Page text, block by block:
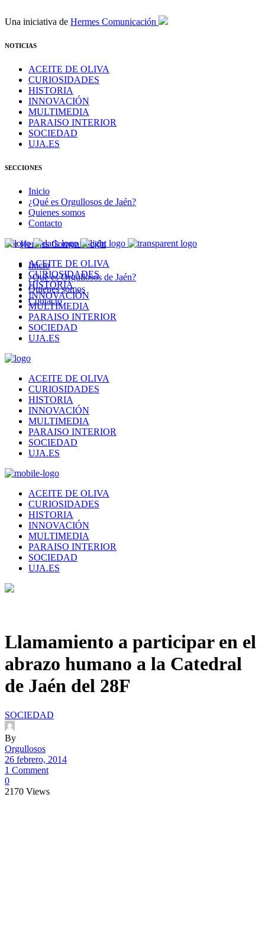
Una iniciativa de Hermes Comunicación
NOTICIAS
ACEITE DE OLIVA
CURIOSIDADES
HISTORIA
INNOVACIÓN
MULTIMEDIA
PARAISO INTERIOR
SOCIEDAD
UJA.ES
SECCIONES
Inicio
¿Qué es Orgullosos de Jaén?
Quienes somos
Contacto
PorHermes Comunicación
Inicio
¿Qué es Orgullosos de Jaén?
Quienes somos
Contacto
ACEITE DE OLIVA
CURIOSIDADES
HISTORIA
INNOVACIÓN
MULTIMEDIA
PARAISO INTERIOR
SOCIEDAD
UJA.ES
ACEITE DE OLIVA
CURIOSIDADES
HISTORIA
INNOVACIÓN
MULTIMEDIA
PARAISO INTERIOR
SOCIEDAD
UJA.ES
ACEITE DE OLIVA
CURIOSIDADES
HISTORIA
INNOVACIÓN
MULTIMEDIA
PARAISO INTERIOR
SOCIEDAD
UJA.ES
Llamamiento a participar en el
abrazo humano a la Catedral
de Jaén del 28F
SOCIEDAD
By
Orgullosos
26 febrero, 2014
1 Comment
0
2170 Views